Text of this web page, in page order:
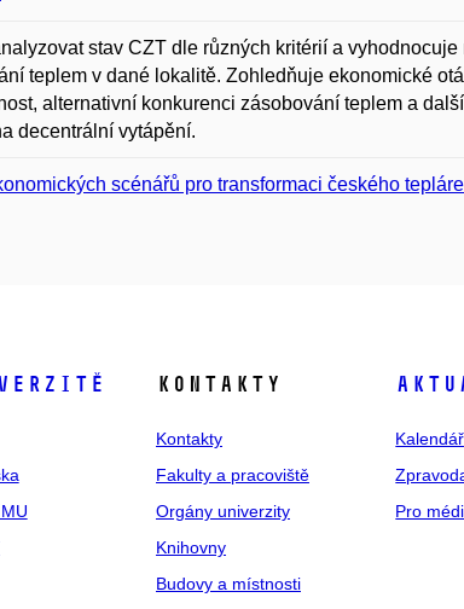
stav CZT dle různých kritérií a
teplem v dané lokalitě. Zohledňuje ekonomické
alternativní konkurenci zásobování teplem a
decentrální vytápění.
scénářů pro transformaci českého
Kontakty
Kontakty
Fakulty a pracoviště
Orgány univerzity
Knihovny
Budovy a místnosti
Kalendář
Pro